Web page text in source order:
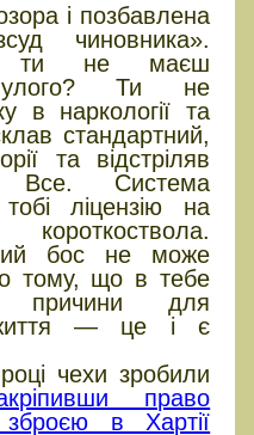
і позбавлена
чиновника».
ти не маєш
Ти не
в наркології та
стандартний,
та відстріляв
Система
ліцензію на
короткоствола.
бос не може
тому, що в тебе
причини для
життя — це і є
чехи зробили
право
в Хартії